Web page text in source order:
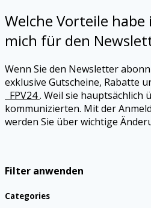
Welche Vorteile habe
mich für den
Wenn Sie den Newsletter
exklusive Gutscheine, Rabatte
FPV24. Weil sie hauptsächlich
kommunizierten. Mit der
werden Sie über wichtige
Filter anwenden
Categories